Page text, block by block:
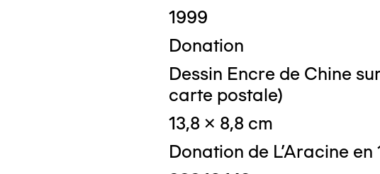
1999
Donation
Dessin Encre de Chine
carte postale)
13,8 x 8,8 cm
Donation de L'Aracine en